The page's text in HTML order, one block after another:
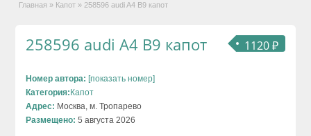
Главная » Капот » 258596 audi A4 B9 капот
1120 ₽
258596 audi A4 B9 капот
Номер автора: [показать номер]
Категория: Капот
Адрес: Москва, м. Тропарево
Размещено: 5 августа 2026